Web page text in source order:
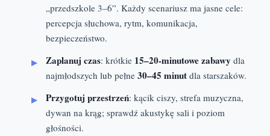
„przedszkole 3–6”. Każdy scenariusz ma jasne cele:
percepcja słuchowa, rytm, komunikacja,
bezpieczeństwo.
Zaplanuj czas: krótkie 15–20-minutowe zabawy dla
najmłodszych lub pełne 30–45 minut dla starszaków.
Przygotuj przestrzeń: kącik ciszy, strefa muzyczna,
dywan na krąg; sprawdź akustykę sali i poziom
głośności.